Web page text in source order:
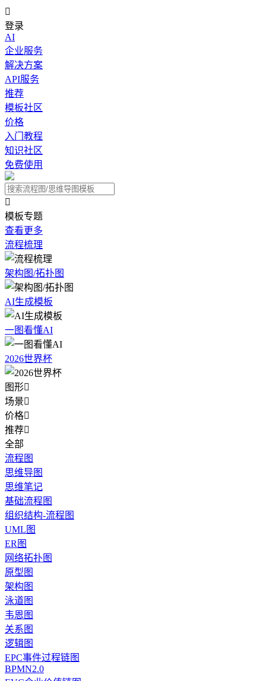

登录
AI
企业服务
解决方案
API服务
推荐
模板社区
价格
入门教程
知识社区
免费使用

模板专题
查看更多
流程梳理
架构图/拓扑图
AI生成模板
一图看懂AI
2026世界杯
图形
场景
价格
推荐
全部
流程图
思维导图
思维笔记
基础流程图
组织结构-流程图
UML图
ER图
网络拓扑图
原型图
架构图
泳道图
韦恩图
关系图
逻辑图
EPC事件过程链图
BPMN2.0